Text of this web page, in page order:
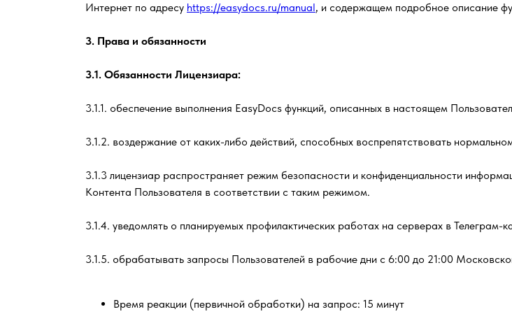
Интернет по адресу https://easydocs.ru/manual, и содержащем подробное описание
3. Права и обязанности
3.1. Обязанности Лицензиара:
3.1.1. обеспечение выполнения EasyDocs функций, описанных в настоящем
3.1.2. воздержание от каких-либо действий, способных воспрепятствовать
3.1.3 лицензиар распространяет режим безопасности и конфиденциальности
Контента Пользователя в соответствии с таким режимом.
3.1.4. уведомлять о планируемых профилактических работах на серверах в Телеграм-
3.1.5. обрабатывать запросы Пользователей в рабочие дни с 6:00 до 21:00
Время реакции (первичной обработки) на запрос: 15 минут